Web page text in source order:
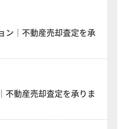
ン｜不動産売却査定を承
不動産売却査定を承りま